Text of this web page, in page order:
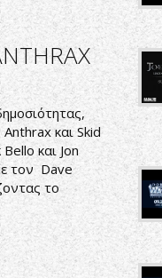
και Skid
και Jon
τον Dave
το